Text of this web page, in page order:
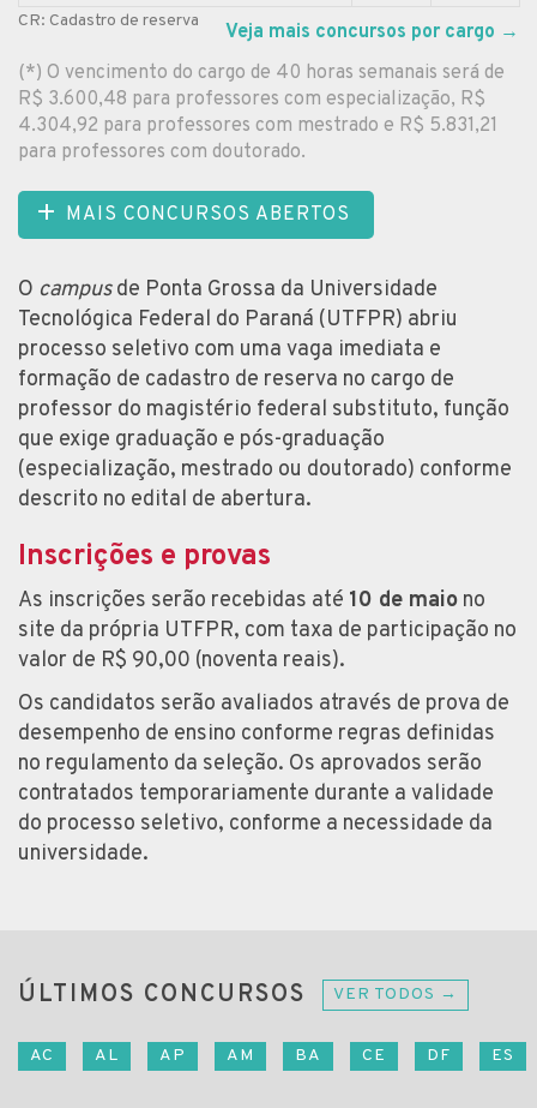
CR: Cadastro de reserva Veja mais concursos por cargo →
(*) O vencimento do cargo de 40 horas semanais será de
R$ 3.600,48 para professores com especialização, R$
4.304,92 para professores com mestrado e R$ 5.831,21
para professores com doutorado.
MAIS CONCURSOS ABERTOS
O campusde Ponta Grossa da Universidade
Tecnológica Federal do Paraná (UTFPR) abriu
processo seletivo com uma vaga imediata e
formação de cadastro de reserva no cargo de
professor do magistério federal substituto, função
que exige graduação e pós-graduação
(especialização, mestrado ou doutorado) conforme
descrito no edital de abertura.
Inscrições e provas
As inscrições serão recebidas até 10 de maio no
site da própria UTFPR, com taxa de participação no
valor de R$ 90,00 (noventa reais).
Os candidatos serão avaliados através de prova de
desempenho de ensino conforme regras definidas
no regulamento da seleção. Os aprovados serão
contratados temporariamente durante a validade
do processo seletivo, conforme a necessidade da
universidade.
ÚLTIMOS CONCURSOS VER TODOS →
AC AL AP AM BA CE DF ES